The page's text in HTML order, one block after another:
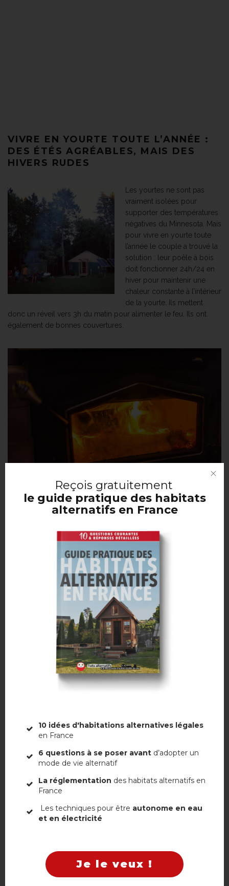
VIVRE EN YOURTE TOUTE L’ANNÉE :
DES ÉTÉS AGRÉABLES, MAIS DES
HIVERS RUDES
Les yourtes ne sont pas
vraiment isolées pour
supporter des températures
négatives du Minnesota. Mais
pour vivre en yourte toute
l’année le couple a trouvé la
solution : leur poêle à bois
doit fonctionner 24h/24 en
hiver pour maintenir une
chaleur constante à l’intérieur
de la yourte. Ils mettent
donc un réveil vers 3h du matin pour alimenter le feu. Ils ont
également de bonnes couvertures.
@Matthew McLaughlin pour MPR News
@Matthew McLaughlin pour MPR News
Reçois gratuitement
le guide pratique des habitats
alternatifs en France
10 idées d'habitations alternatives légales
en France
6 questions à se poser avant d’adopter un
mode de vie alternatif
La réglementation des habitats alternatifs en
France
Les techniques pour être autonome en eau
et en électricité
Je le veux !